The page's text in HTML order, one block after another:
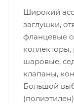
Широкий
заглушки,
фланцевые
коллекторы,
шаровые,
клапаны,
Большой